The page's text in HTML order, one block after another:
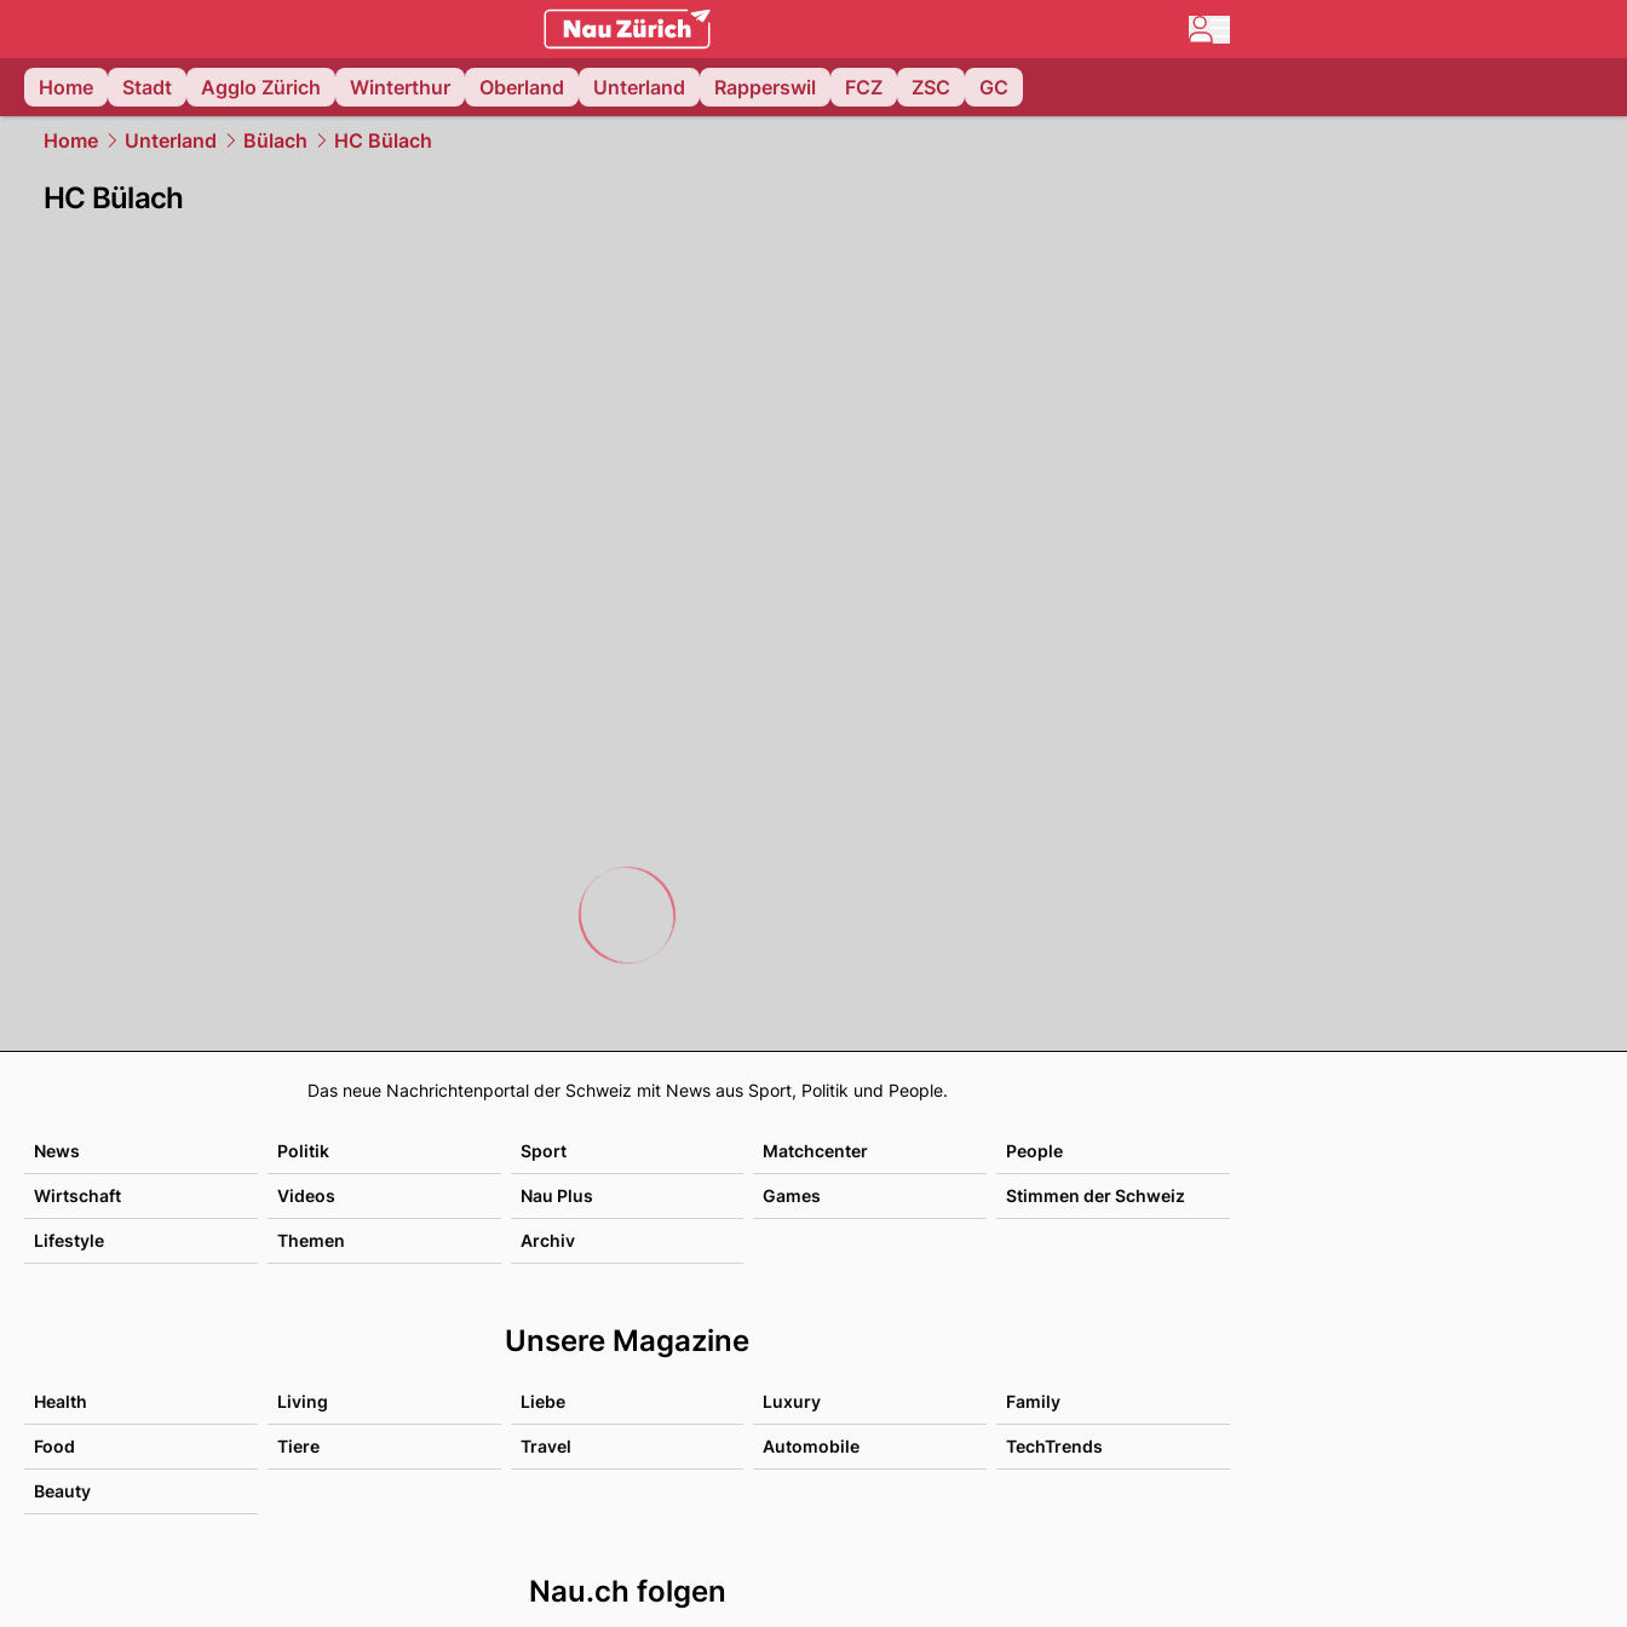
zurich.NAU.ch
Home
Stadt Agglo Zürich Winterthur Oberland Unterland Rapperswil FCZ ZSC GC
Home Unterland Bülach HC Bülach
HC Bülach
Footer
Das neue Nachrichtenportal der Schweiz mit News aus Sport, Politik und People.
News Politik Sport Matchcenter People
Wirtschaft Videos Nau Plus Games Stimmen der Schweiz
Lifestyle Themen Archiv
Unsere Magazine
Health Living Liebe Luxury Family
Food Tiere Travel Automobile TechTrends
Beauty
Nau.ch folgen